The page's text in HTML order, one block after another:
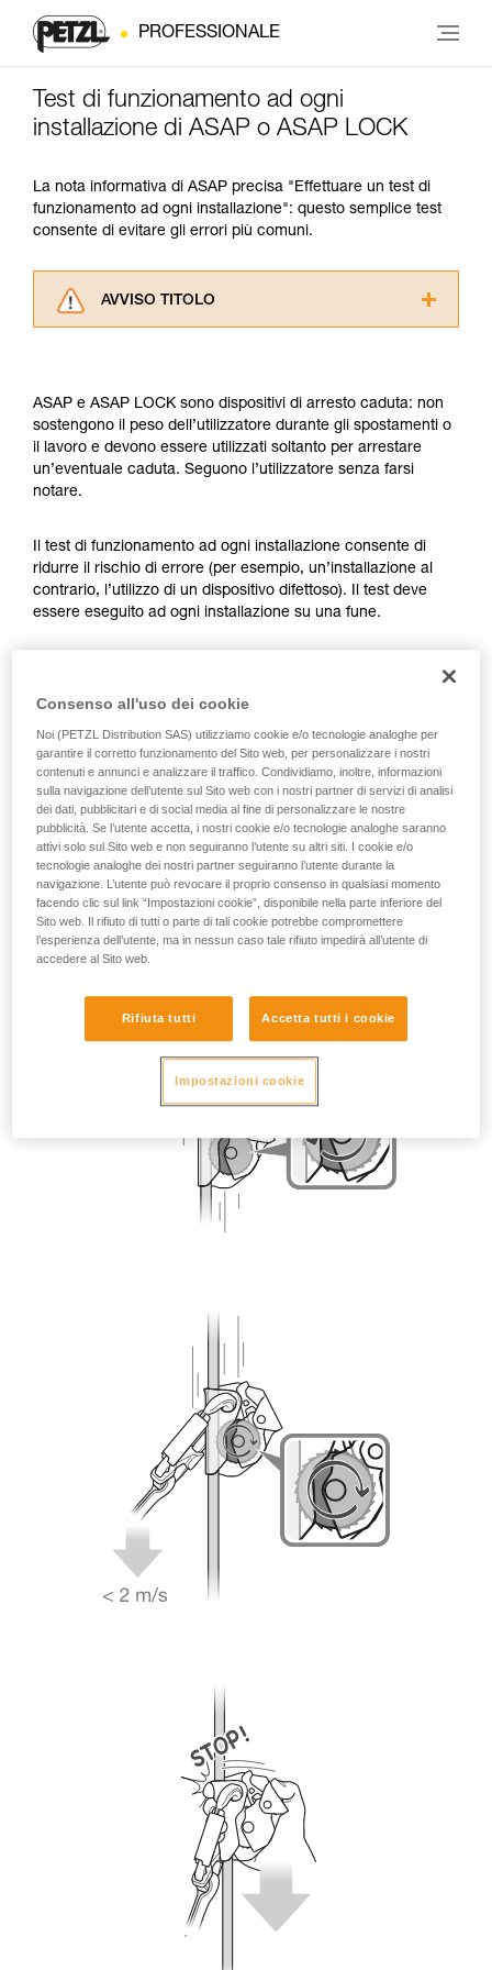
PROFESSIONALE
Test di funzionamento ad ogni
installazione di ASAP o ASAP LOCK
La nota informativa di ASAP precisa "Effettuare un test di
funzionamento ad ogni installazione": questo semplice test
consente di evitare gli errori più comuni.
AVVISO TITOLO
informazioni dell’istruzione tecnica per poter
capire queste ulteriori informazioni.
La padronanza di queste tecniche richiede una
formazione ed un addestramento specifico.
sicurezza, prima di riprodurla autonomamente.
Forniamo esempi di tecniche relative alla vostra
attività. Ne possono esistere altre che non
vengono qui descritte.
ASAP e ASAP LOCK sono dispositivi di arresto caduta: non
sostengono il peso dell’utilizzatore durante gli spostamenti o
il lavoro e devono essere utilizzati soltanto per arrestare
un’eventuale caduta. Seguono l’utilizzatore senza farsi
notare.
Il test di funzionamento ad ogni installazione consente di
ridurre il rischio di errore (per esempio, un’installazione al
contrario, l’utilizzo di un dispositivo difettoso). Il test deve
essere eseguito ad ogni installazione su una fune.
Una volta posizionato sulla fune l’ASAP o ASAP LOCK, far
scorrere rapidamente il dispositivo verso il basso. Un
movimento rapido della mano consente di raggiungere
facilmente la velocità di 2 m/s, il dispositivo deve bloccare.
Se non blocca, controllare l’installazione o ispezionare lo
stato del dispositivo.
Consenso all'uso dei cookie
Noi (PETZL Distribution SAS) utilizziamo cookie e/o tecnologie analoghe per
garantire il corretto funzionamento del Sito web, per personalizzare i nostri
contenuti e annunci e analizzare il traffico. Condividiamo, inoltre, informazioni
sulla navigazione dell’utente sul Sito web con i nostri partner di servizi di analisi
dei dati, pubblicitari e di social media al fine di personalizzare le nostre
pubblicità. Se l’utente accetta, i nostri cookie e/o tecnologie analoghe saranno
attivi solo sul Sito web e non seguiranno l’utente su altri siti. I cookie e/o
tecnologie analoghe dei nostri partner seguiranno l’utente durante la
navigazione. L’utente può revocare il proprio consenso in qualsiasi momento
facendo clic sul link “Impostazioni cookie”, disponibile nella parte inferiore del
Sito web. Il rifiuto di tutti o parte di tali cookie potrebbe compromettere
l’esperienza dell’utente, ma in nessun caso tale rifiuto impedirà all’utente di
accedere al Sito web.
Rifiuta tutti Accetta tutti i cookie
Impostazioni cookie